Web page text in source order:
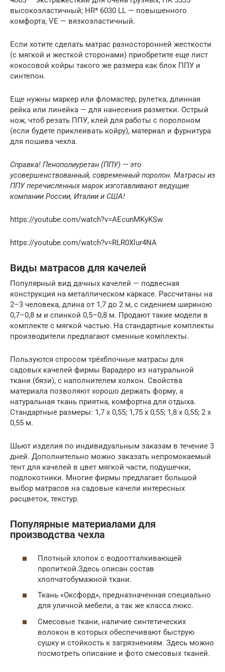
высокоэластичный; HR* 6030 LL — повышенного
комфорта; VE — вязкоэластичный.
Если хотите сделать матрас разносторонней жесткости
(с мягкой и жесткой сторонами) приобретите еще лист
кокосовой койры такого же размера как блок ППУ и
синтепон.
Еще нужны маркер или фломастер, рулетка, длинная
рейка или линейка — для нанесения разметки. Острый
нож, чтоб резать ППУ, клей для работы с поролоном
(если будете приклеивать койру), материал и фурнитура
для пошива чехла.
Справка! Пенополиуретан (ППУ) — это
усовершенствованный, современный поролон. Матрасы из
ППУ перечисленных марок изготавливают ведущие
компании России, Италии и США!
https://youtube.com/watch?v=AEcunMKyKSw
https://youtube.com/watch?v=RLR0Xlur4NA
Виды матрасов для качелей
Популярный вид дачных качелей — подвесная
конструкция на металлическом каркасе. Рассчитаны на
2–3 человека, длина от 1,7 до 2 м, с сидением шириною
0,7–0,8 м и спинкой 0,5–0,8 м. Продают такие модели в
комплекте с мягкой частью. На стандартные комплекты
производители предлагают сменные комплекты.
Пользуются спросом трёхблочные матрасы для
садовых качелей фирмы Варадеро из натуральной
ткани (бязи), с наполнителем холкон. Свойства
материала позволяют хорошо держать форму, а
натуральная ткань приятна, комфортна для отдыха.
Стандартные размеры: 1,7 х 0,55; 1,75 х 0,55; 1,8 х 0,55; 2 х
0,55 м.
Шьют изделия по индивидуальным заказам в течение 3
дней. Дополнительно можно заказать непромокаемый
тент для качелей в цвет мягкой части, подушечки,
подлокотники. Многие фирмы предлагает большой
выбор матрасов на садовые качели интересных
расцветок, текстур.
Популярные материалами для
производства чехла
Плотный хлопок с водоотталкивающей
пропиткой.Здесь описан состав
хлопчатобумажной ткани.
Ткань «Оксфорд», предназначенная специально
для уличной мебели, а так же класса люкс.
Смесовые ткани, наличие синтетических
волокон в которых обеспечивают быструю
сушку и стойкость к загрязнениям. Здесь можно
посмотреть описание и фото смесовых тканей.